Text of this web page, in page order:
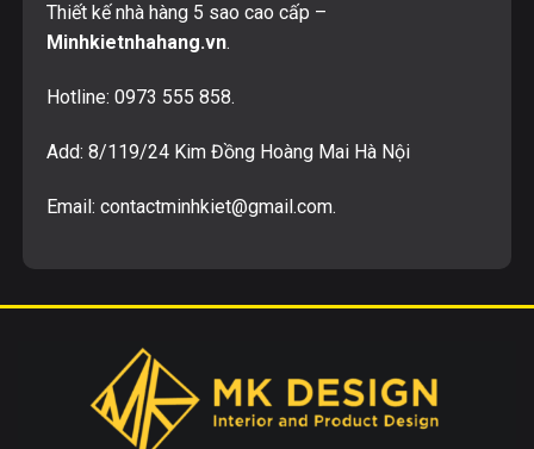
Thiết kế nhà hàng 5 sao cao cấp –
Minhkietnhahang.vn.
Hotline: 0973 555 858.
Add: 8/119/24 Kim Đồng Hoàng Mai Hà Nội
Email: contactminhkiet@gmail.com.